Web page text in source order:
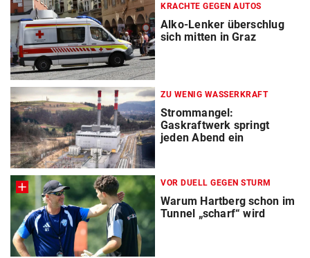
KRACHTE GEGEN AUTOS
Alko-Lenker überschlug
sich mitten in Graz
ZU WENIG WASSERKRAFT
Strommangel:
Gaskraftwerk springt
jeden Abend ein
VOR DUELL GEGEN STURM
Warum Hartberg schon im
Tunnel „scharf“ wird